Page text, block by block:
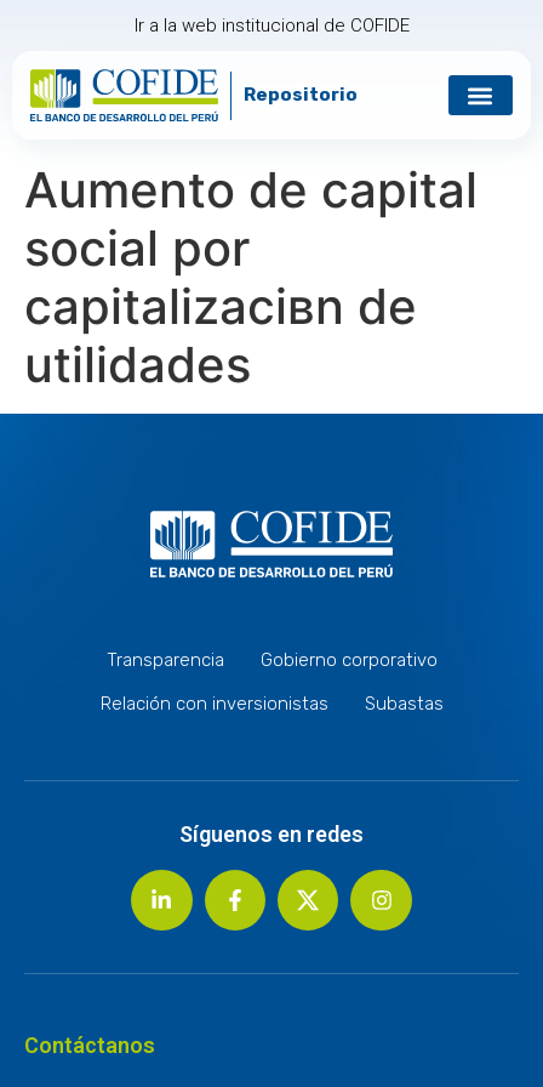
Ir a la web institucional de COFIDE
Repositorio
Aumento de capital
social por
capitalizaciвn de
utilidades
Transparencia
Gobierno corporativo
Relación con inversionistas
Subastas
Síguenos en redes
Contáctanos